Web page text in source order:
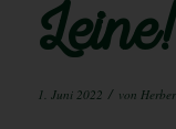
Leine!
1. Juni 2022 / von